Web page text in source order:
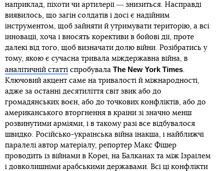
наприклад, піхоти чи артилерії ― знизиться. Насправді
виявилось, що загін солдатів і досі є надійним
інструментом, щоб зайняти й утримувати територію, а всі
інновації, хоча і вносять корективи в бойові дії, проте
далекі від того, щоб визначати долю війни. Розібратись у
тому, якою є сучасна тривала міждержавна війна, в
аналітичній статті спробувала The New York Times
Ключовий акцент саме на тривалості й міжнародності,
адже за останні десятиліття світ звик або до
громадянських воєн, або до точкових конфліктів, або до
американського вторгнення в країни зі значно менш
розвинутими арміями, і в такому разі все відбувалося
швидко. Російсько-українська війна інакша, і найближчі
паралелі автор матеріалу, репортер Макс Фішер
проводить із війнами в Кореї, на Балканах та між Ізраїлем
і довколишніми арабськими державами. Всі ці конфлікти